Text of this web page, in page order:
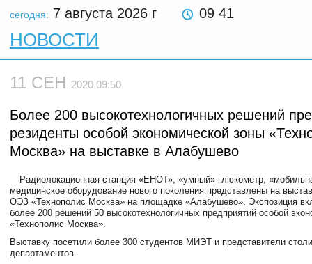
сегодня: 7 августа 2026 г 09 41
НОВОСТИ
11 СЕН 2020 09:50
Более 200 высокотехнологичных решений
резиденты особой экономической зоны
Москва» на выставке в Алабушево
Радиолокационная станция «ЕНОТ», «умный» глюкометр,
медицинское оборудование нового поколения представлены на
ОЭЗ «Технополис Москва» на площадке «Алабушево». Экспозиция
более 200 решений 50 высокотехнологичных предприятий особой
«Технополис Москва».
Выставку посетили более 300 студентов МИЭТ и представители
департаментов.